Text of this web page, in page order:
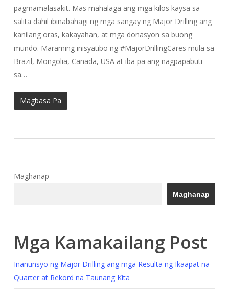
pagmamalasakit. Mas mahalaga ang mga kilos kaysa sa
salita dahil ibinabahagi ng mga sangay ng Major Drilling ang
kanilang oras, kakayahan, at mga donasyon sa buong
mundo. Maraming inisyatibo ng #MajorDrillingCares mula sa
Brazil, Mongolia, Canada, USA at iba pa ang nagpapabuti
sa…
Magbasa Pa
Maghanap
Maghanap
Mga Kamakailang Post
Inanunsyo ng Major Drilling ang mga Resulta ng Ikaapat na
Quarter at Rekord na Taunang Kita